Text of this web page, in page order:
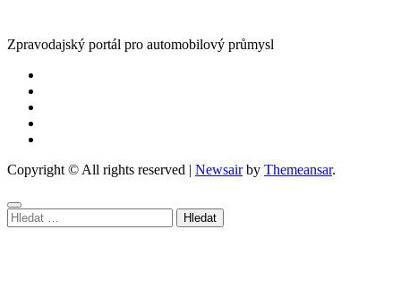
Zpravodajský portál pro automobilový průmysl
Copyright © All rights reserved | Newsairby Themeansar.
Vyhledávání